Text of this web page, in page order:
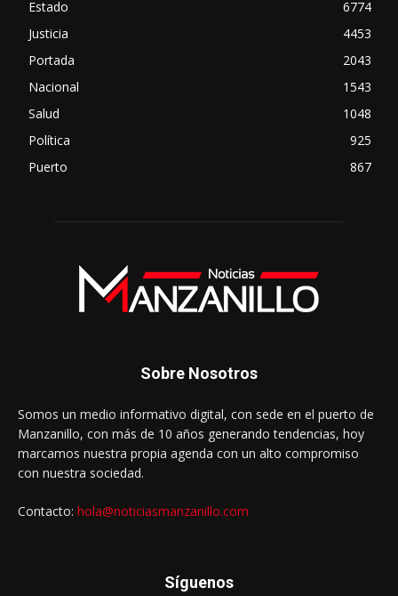
Estado
6774
Justicia
4453
Portada
2043
Nacional
1543
Salud
1048
Política
925
Puerto
867
Sobre Nosotros
Somos un medio informativo digital, con sede en el puerto de
Manzanillo, con más de 10 años generando tendencias, hoy
marcamos nuestra propia agenda con un alto compromiso
con nuestra sociedad.
Contacto: hola@noticiasmanzanillo.com
Síguenos